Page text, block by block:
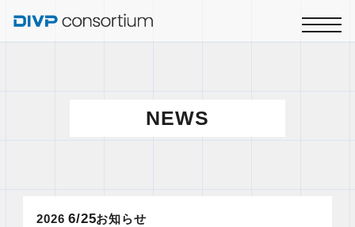
NEWS
2026 6 25お知らせ